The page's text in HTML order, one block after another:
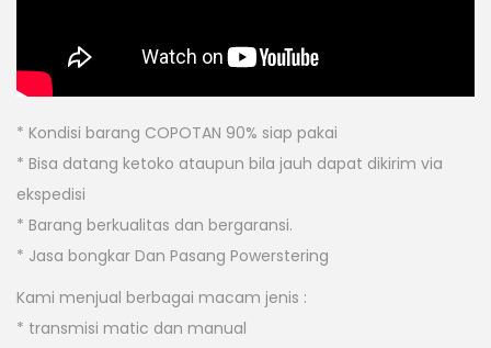
* Kondisi barang COPOTAN 90% siap pakai
* Bisa datang ketoko ataupun bila jauh dapat dikirim via
ekspedisi
* Barang berkualitas dan bergaransi.
* Jasa bongkar Dan Pasang Powerstering
Kami menjual berbagai macam jenis :
* transmisi matic dan manual